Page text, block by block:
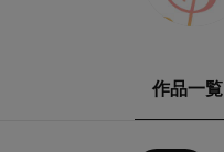
作品一覧